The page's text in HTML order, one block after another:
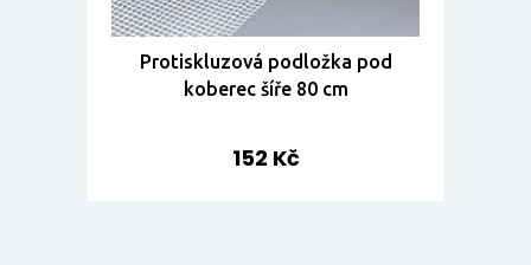
Protiskluzová podložka pod
koberec šíře 80 cm
152 Kč